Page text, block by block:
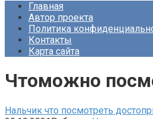
Главная
Автор проекта
Политика
Контакты
Карта сайта
Чтоможно
Нальчик что посмотреть